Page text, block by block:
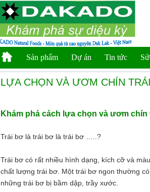
Sản phẩm Dự án Tin tức
LỰA CHỌN VÀ ƯƠM CHÍN
Khám phá cách lựa chọn và ươm chín
Trái bơ là trái bơ là trái bơ …..?
Trái bơ có rất nhiều hình dạng, kích cỡ và
chất lượng trái bơ. Một trái bơ ngon thường
những trái bơ bị bầm dập, trầy xước.